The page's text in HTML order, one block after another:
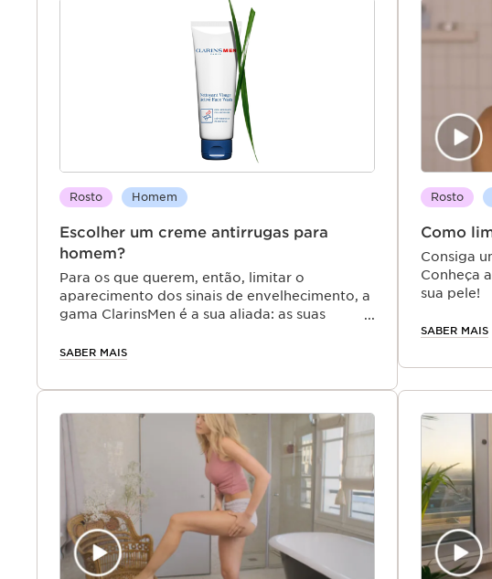
surgem à
Rosto Homem
Escolher um creme antirrugas para
homem?
Para os que querem, então, limitar o
aparecimento dos sinais de envelhecimento, a
gama ClarinsMen é a sua aliada: as suas
com origem nas mais recentes descobertas
a energia celular graças a um creme antirrugas
demoras, a sua rotina "golpe de juventude", a
rotina ideal antienvelhecimento para os
SABER MAIS
Rosto
Como
Consiga
Conheça
sua pele!
SABER MAIS